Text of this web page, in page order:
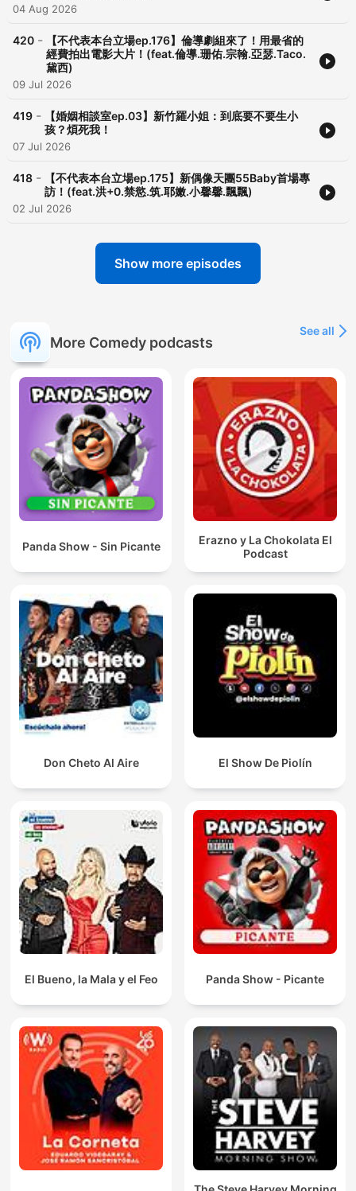
04 Aug 2026
420 -
【不代表本台立場ep.176】倫導劇組來了！用最省的
經費拍出電影大片！(feat.倫導.珊佑.宗翰.亞瑟.Taco.
黛西)
09 Jul 2026
419 -
【婚姻相談室ep.03】新竹羅小姐：到底要不要生小
孩？煩死我！
07 Jul 2026
418 -
【不代表本台立場ep.175】新偶像天團55Baby首場專
訪！(feat.洪+0.禁慾.筑.耶嫩.小馨馨.飄飄)
02 Jul 2026
Show more episodes
More Comedy podcasts
See all
Panda Show - Sin Picante
Erazno y La Chokolata El
Podcast
Don Cheto Al Aire El Show De Piolín
El Bueno, la Mala y el Feo Panda Show - Picante